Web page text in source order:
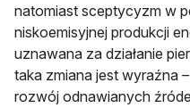
natomiast sceptycyzm w
niskoemisyjnej produkcji
uznawana za działanie
taka zmiana jest wyraźna
rozwój odnawianych